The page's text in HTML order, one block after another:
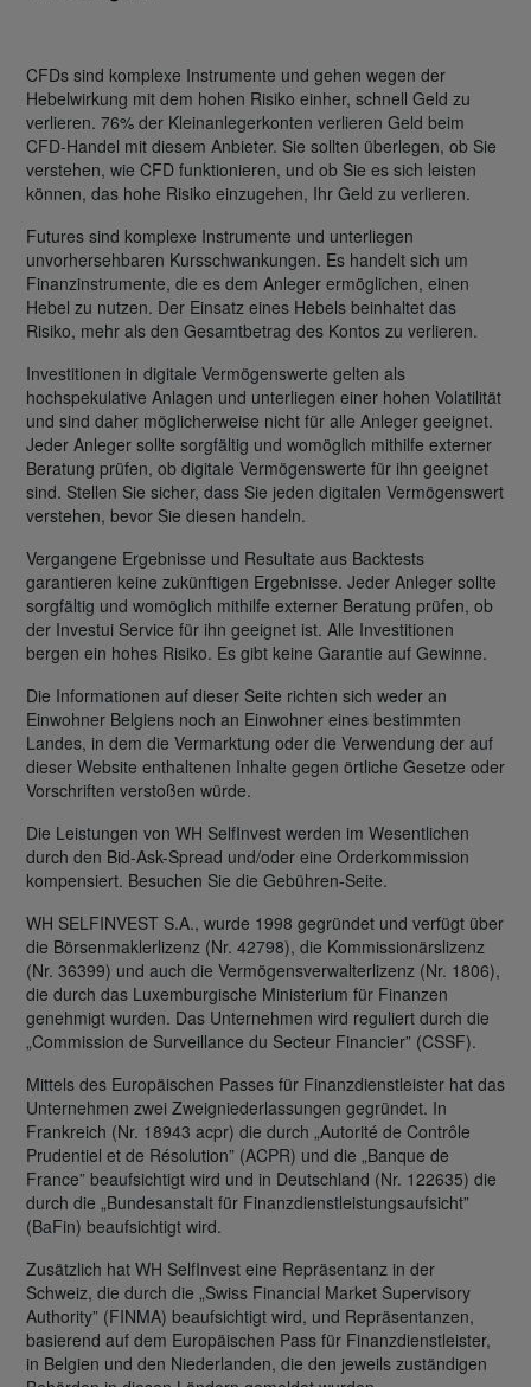
CFDs sind komplexe Instrumente und gehen wegen der
Hebelwirkung mit dem hohen Risiko einher, schnell Geld zu
verlieren. 76% der Kleinanlegerkonten verlieren Geld beim
CFD-Handel mit diesem Anbieter. Sie sollten überlegen, ob Sie
verstehen, wie CFD funktionieren, und ob Sie es sich leisten
können, das hohe Risiko einzugehen, Ihr Geld zu verlieren.
Futures sind komplexe Instrumente und unterliegen
unvorhersehbaren Kursschwankungen. Es handelt sich um
Finanzinstrumente, die es dem Anleger ermöglichen, einen
Hebel zu nutzen. Der Einsatz eines Hebels beinhaltet das
Risiko, mehr als den Gesamtbetrag des Kontos zu verlieren.
Investitionen in digitale Vermögenswerte gelten als
hochspekulative Anlagen und unterliegen einer hohen Volatilität
und sind daher möglicherweise nicht für alle Anleger geeignet.
Jeder Anleger sollte sorgfältig und womöglich mithilfe externer
Beratung prüfen, ob digitale Vermögenswerte für ihn geeignet
sind. Stellen Sie sicher, dass Sie jeden digitalen Vermögenswert
verstehen, bevor Sie diesen handeln.
Vergangene Ergebnisse und Resultate aus Backtests
garantieren keine zukünftigen Ergebnisse. Jeder Anleger sollte
sorgfältig und womöglich mithilfe externer Beratung prüfen, ob
der Investui Service für ihn geeignet ist. Alle Investitionen
bergen ein hohes Risiko. Es gibt keine Garantie auf Gewinne.
Die Informationen auf dieser Seite richten sich weder an
Einwohner Belgiens noch an Einwohner eines bestimmten
Landes, in dem die Vermarktung oder die Verwendung der auf
dieser Website enthaltenen Inhalte gegen örtliche Gesetze oder
Vorschriften verstoßen würde.
Die Leistungen von WH SelfInvest werden im Wesentlichen
durch den Bid-Ask-Spread und/oder eine Orderkommission
kompensiert. Besuchen Sie die Gebühren-Seite.
WH SELFINVEST S.A., wurde 1998 gegründet und verfügt über
die Börsenmaklerlizenz (Nr. 42798), die Kommissionärslizenz
(Nr. 36399) und auch die Vermögensverwalterlizenz (Nr. 1806),
die durch das Luxemburgische Ministerium für Finanzen
genehmigt wurden. Das Unternehmen wird reguliert durch die
„Commission de Surveillance du Secteur Financier” (CSSF).
Mittels des Europäischen Passes für Finanzdienstleister hat das
Unternehmen zwei Zweigniederlassungen gegründet. In
Frankreich (Nr. 18943 acpr) die durch „Autorité de Contrôle
Prudentiel et de Résolution” (ACPR) und die „Banque de
France” beaufsichtigt wird und in Deutschland (Nr. 122635) die
durch die „Bundesanstalt für Finanzdienstleistungsaufsicht”
(BaFin) beaufsichtigt wird.
Zusätzlich hat WH SelfInvest eine Repräsentanz in der
Schweiz, die durch die „Swiss Financial Market Supervisory
Authority” (FINMA) beaufsichtigt wird, und Repräsentanzen,
basierend auf dem Europäischen Pass für Finanzdienstleister,
in Belgien und den Niederlanden, die den jeweils zuständigen